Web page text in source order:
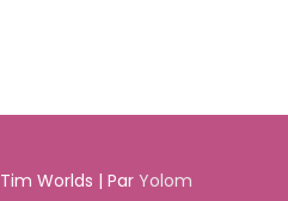
Tim Worlds | Par Yolom